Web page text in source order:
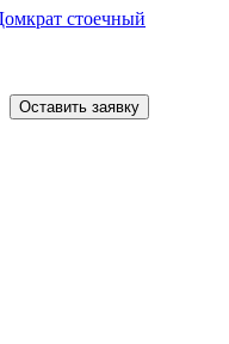
стоечный
Оставить заявку